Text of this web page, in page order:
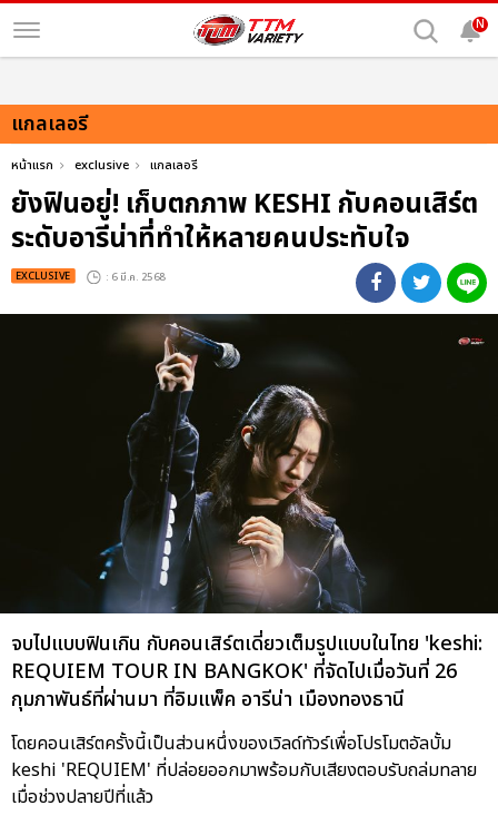
N
แกลเลอรี
หน้าแรก exclusive แกลเลอรี
ยังฟินอยู่! เก็บตกภาพ KESHI กับคอนเสิร์ต
ระดับอารีน่าที่ทำให้หลายคนประทับใจ
EXCLUSIVE : 6 มี.ค. 2568
จบไปแบบฟินเกิน กับคอนเสิร์ตเดี่ยวเต็มรูปแบบในไทย 'keshi:
REQUIEM TOUR IN BANGKOK' ที่จัดไปเมื่อวันที่ 26
กุมภาพันธ์ที่ผ่านมา ที่อิมแพ็ค อารีน่า เมืองทองธานี
โดยคอนเสิร์ตครั้งนี้เป็นส่วนหนึ่งของเวิลด์ทัวร์เพื่อโปรโมตอัลบั้ม
keshi 'REQUIEM' ที่ปล่อยออกมาพร้อมกับเสียงตอบรับถล่มทลาย
เมื่อช่วงปลายปีที่แล้ว